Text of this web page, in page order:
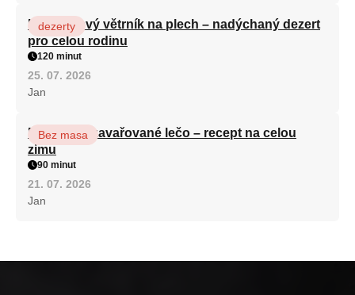
Karamelový větrník na plech – nadýchaný dezert
pro celou rodinu
dezerty
120 minut
25. 07. 2026
Jan
Babiččino zavařované lečo – recept na celou
zimu
Bez masa
90 minut
21. 07. 2026
Jan